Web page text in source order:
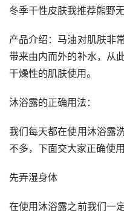
冬季干性皮肤我推荐熊野
产品介绍：马油对肌肤非
带来由内而外的补水，从
干燥性的肌肤使用。
沐浴露的正确用法：
我们每天都在使用沐浴露
不多，下面交大家正确使用
先弄湿身体
在使用沐浴露之前我们一